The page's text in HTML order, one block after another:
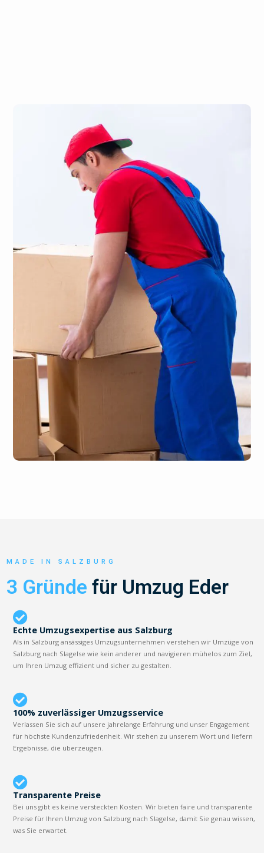
MADE IN SALZBURG
3 Gründe für Umzug Eder
Echte Umzugsexpertise aus Salzburg
Als in Salzburg ansässiges Umzugsunternehmen verstehen wir Umzüge von
Salzburg nach Slagelse wie kein anderer und navigieren mühelos zum Ziel,
um Ihren Umzug effizient und sicher zu gestalten.
100% zuverlässiger Umzugsservice
Verlassen Sie sich auf unsere jahrelange Erfahrung und unser Engagement
für höchste Kundenzufriedenheit. Wir stehen zu unserem Wort und liefern
Ergebnisse, die überzeugen.
Transparente Preise
Bei uns gibt es keine versteckten Kosten. Wir bieten faire und transparente
Preise für Ihren Umzug von Salzburg nach Slagelse, damit Sie genau wissen,
was Sie erwartet.